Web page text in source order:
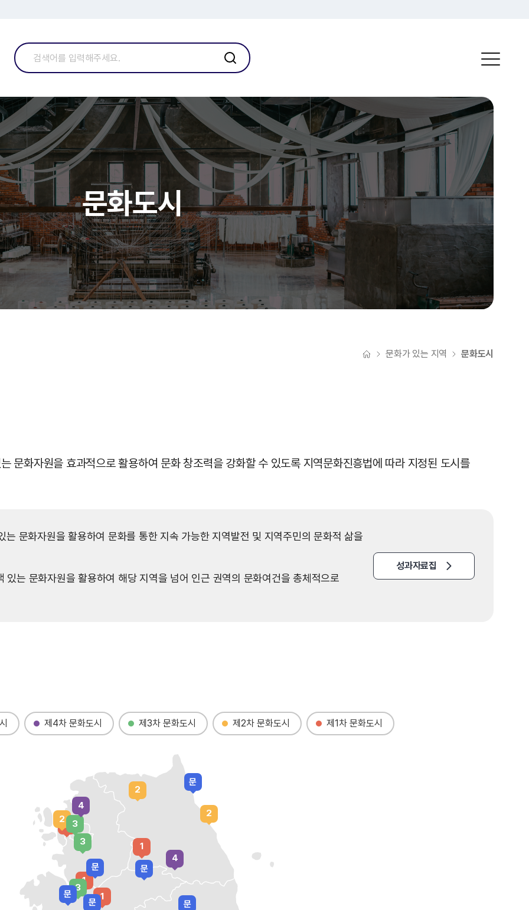
입
력
해
주
세
요
검
색
전
체
보
문화도시
홈
문화가 있는 지역 문화도시
는 문화자원을 효과적으로 활용하여 문화 창조력을 강화할 수 있도록 지역문화진흥법에 따라 지정된 도시를
는 문화자원을 활용하여 문화를 통한 지속 가능한 지역발전 및 지역주민의 문화적 삶을
있는 문화자원을 활용하여 해당 지역을 넘어 인근 권역의 문화여건을 총체적으로
성과자료집
제4차 문화도시 제3차 문화도시 제2차 문화도시 제1차 문화도시
문
문
문
문
문
문
4
4
3
3
3
2
2
2
1
1
1